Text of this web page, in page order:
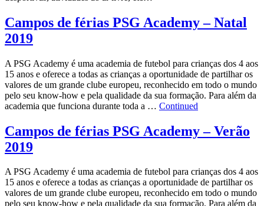
Campos de férias PSG Academy – Natal
2019
A PSG Academy é uma academia de futebol para crianças dos 4 aos
15 anos e oferece a todas as crianças a oportunidade de partilhar os
valores de um grande clube europeu, reconhecido em todo o mundo
pelo seu know-how e pela qualidade da sua formação. Para além da
academia que funciona durante toda a … Continued
Campos de férias PSG Academy – Verão
2019
A PSG Academy é uma academia de futebol para crianças dos 4 aos
15 anos e oferece a todas as crianças a oportunidade de partilhar os
valores de um grande clube europeu, reconhecido em todo o mundo
pelo seu know-how e pela qualidade da sua formação. Para além da